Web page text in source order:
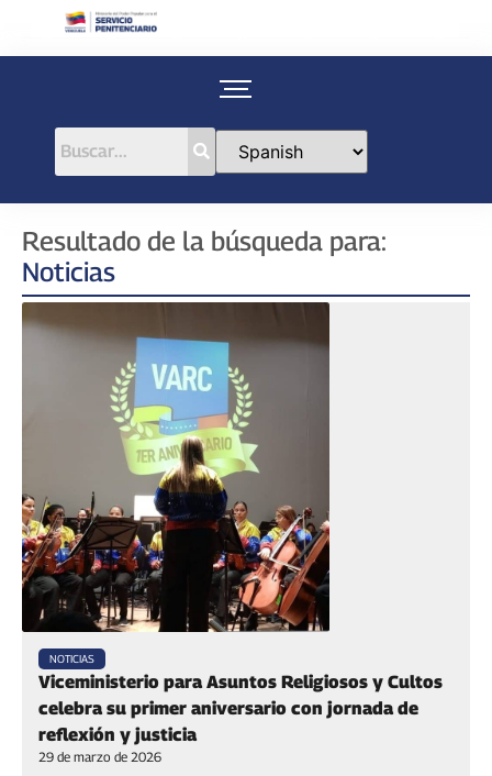
Resultado de la búsqueda para:
Noticias
NOTICIAS
Viceministerio para Asuntos Religiosos y Cultos
celebra su primer aniversario con jornada de
reflexión y justicia
29 de marzo de 2026